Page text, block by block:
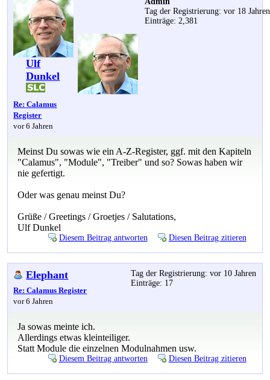
Ulf
Dunkel
Re: Calamus
Register
vor 6 Jahren
Tag der Registrierung: vor 18 Jahren
Einträge: 2,381
Meinst Du sowas wie ein A-Z-Register, ggf. mit den Kapiteln
"Calamus", "Module", "Treiber" und so? Sowas haben wir
nie gefertigt.
Oder was genau meinst Du?
Grüße / Greetings / Groetjes / Salutations,
Ulf Dunkel
Diesem Beitrag antworten Diesen Beitrag zitieren
Elephant
Re: Calamus Register
vor 6 Jahren
Tag der Registrierung: vor 10 Jahren
Einträge: 17
Ja sowas meinte ich.
Allerdings etwas kleinteiliger.
Statt Module die einzelnen Modulnahmen usw.
Diesem Beitrag antworten Diesen Beitrag zitieren